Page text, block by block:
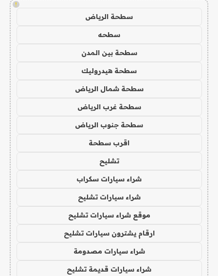
!
سطحة الرياض
سطحه
سطحة بين المدن
سطحة هيدروليك
سطحة شمال الرياض
سطحة غرب الرياض
سطحة جنوب الرياض
اقرب سطحة
تشليح
شراء سيارات سكراب
شراء سيارات تشليح
موقع شراء سيارات تشليح
ارقام يشترون سيارات تشليح
شراء سيارات مصدومة
شراء سيارات قديمة تشليح